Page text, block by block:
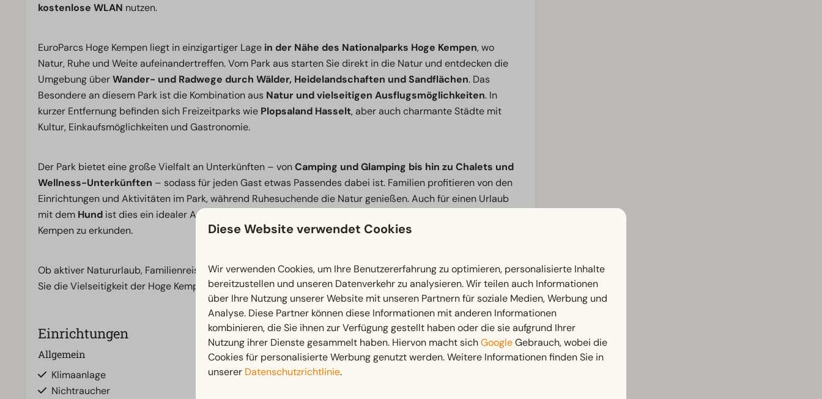
kostenlose WLAN nutzen.
EuroParcs Hoge Kempen liegt in einzigartiger Lage in der Nähe des Nationalparks Hoge Kempen, wo
Natur, Ruhe und Weite aufeinandertreffen. Vom Park aus starten Sie direkt in die Natur und entdecken die
Umgebung überWander- und Radwege durch Wälder, Heidelandschaften und Sandflächen. Das
Besondere an diesem Park ist die Kombination aus Natur und vielseitigen Ausflugsmöglichkeiten. In
kurzer Entfernung befinden sich Freizeitparks wie Plopsaland Hasselt, aber auch charmante Städte mit
Kultur, Einkaufsmöglichkeiten und Gastronomie.
Der Park bietet eine große Vielfalt an Unterkünften – vonCamping und Glamping bis hin zu Chalets und
Wellness-Unterkünften – sodass für jeden Gast etwas Passendes dabei ist. Familien profitieren von den
Einrichtungen und Aktivitäten im Park, während Ruhesuchende die Natur genießen. Auch für einen Urlaub
mit dem Hund ist dies ein idealer Ausgangspunkt, mit zahlreichen Möglichkeiten, gemeinsam die Natur der
Kempen zu erkunden.
Ob aktiver Natururlaub, Familienreise oder eine Kombination aus Entspannung und Ausflügen – hier erleben
Sie die Vielseitigkeit der Hoge Kempen.
Einrichtungen
Allgemein
Klimaanlage
Nichtraucher
Badezimmer
Separate Toiletten: 1
Außenbereich
Diese Website verwendet Cookies
Wir verwenden Cookies, um Ihre Benutzererfahrung zu optimieren, personalisierte Inhalte
bereitzustellen und unseren Datenverkehr zu analysieren. Wir teilen auch Informationen
über Ihre Nutzung unserer Website mit unseren Partnern für soziale Medien, Werbung und
Analyse. Diese Partner können diese Informationen mit anderen Informationen
kombinieren, die Sie ihnen zur Verfügung gestellt haben oder die sie aufgrund Ihrer
Nutzung ihrer Dienste gesammelt haben. Hiervon macht sichGoogleGebrauch, wobei die
Cookies für personalisierte Werbung genutzt werden. Weitere Informationen finden Sie in
unserer Datenschutzrichtlinie.